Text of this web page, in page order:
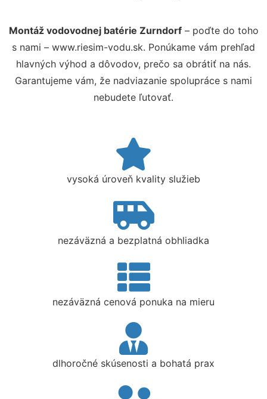
Montáž vodovodnej batérie Zurndorf– poďte do toho
s nami – www.riesim-vodu.sk. Ponúkame vám prehľad
hlavných výhod a dôvodov, prečo sa obrátiť na nás.
Garantujeme vám, že nadviazanie spolupráce s nami
nebudete ľutovať.
vysoká úroveň kvality služieb
nezáväzná a bezplatná obhliadka
nezáväzná cenová ponuka na mieru
dlhoročné skúsenosti a bohatá prax